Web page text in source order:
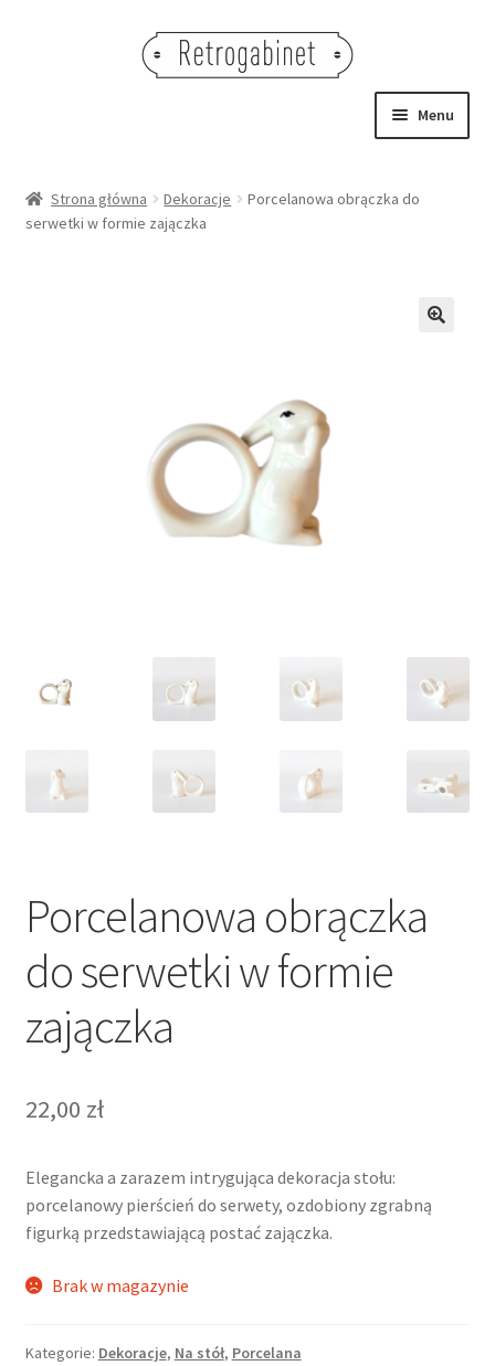
Menu
OBRAZY
Strona główna Dekoracje
Porcelanowa obrączka do
serwetki w formie zajączka
Porcelanowa obrączka
do serwetki w formie
zajączka
22,00 zł
Elegancka a zarazem intrygująca dekoracja stołu:
porcelanowy pierścień do serwety, ozdobiony zgrabną
figurką przedstawiającą postać zajączka.
Brak w magazynie
Kategorie: Dekoracje, Na stół, Porcelana